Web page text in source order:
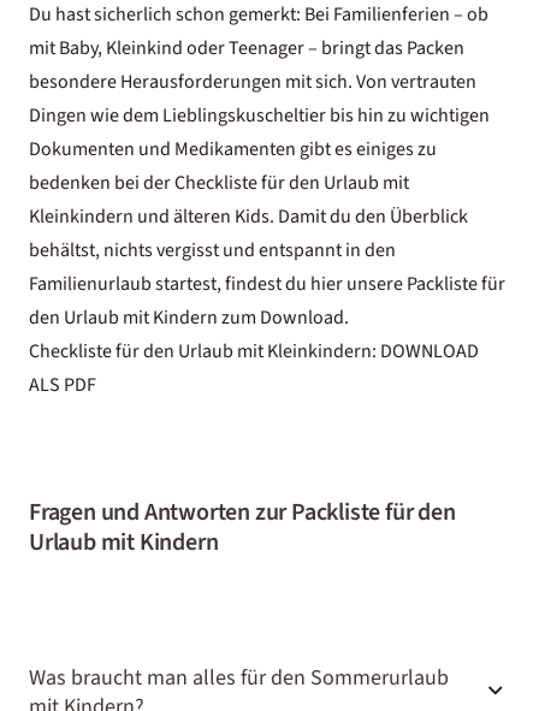
Du hast sicherlich schon gemerkt: Bei Familienferien – ob
mit Baby, Kleinkind oder Teenager – bringt das Packen
besondere Herausforderungen mit sich. Von vertrauten
Dingen wie dem Lieblingskuscheltier bis hin zu wichtigen
Dokumenten und Medikamenten gibt es einiges zu
bedenken bei der Checkliste für den Urlaub mit
Kleinkindern und älteren Kids. Damit du den Überblick
behältst, nichts vergisst und entspannt in den
Familienurlaub startest, findest du hier unsere Packliste für
den Urlaub mit Kindern zum Download.
Checkliste für den Urlaub mit Kleinkindern: DOWNLOAD
ALS PDF
Fragen und Antworten zur Packliste für den
Urlaub mit Kindern
Was braucht man alles für den Sommerurlaub